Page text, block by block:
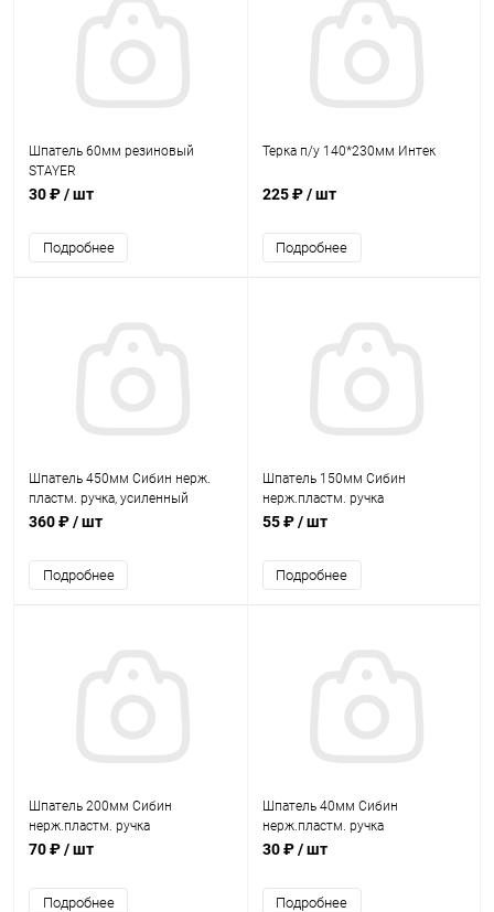
Шпатель 60мм резиновый
STAYER
30 ₽/ шт
Подробнее
Терка п/у 140*230мм Интек
225 ₽/ шт
Подробнее
Шпатель 450мм Сибин нерж.
пластм. ручка, усиленный
360 ₽/ шт
Подробнее
Шпатель 150мм Сибин
нерж.пластм. ручка
55 ₽/ шт
Подробнее
Шпатель 200мм Сибин
нерж.пластм. ручка
70 ₽/ шт
Подробнее
Шпатель 40мм Сибин
нерж.пластм. ручка
30 ₽/ шт
Подробнее